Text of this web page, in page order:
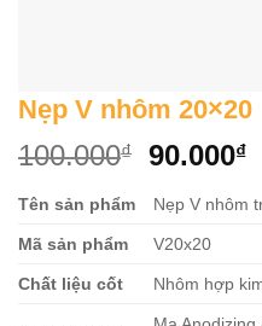
Nẹp V nhôm 20×20
100.000₫
Original
was:
100.000₫.
90.000₫
Tên sản phẩm Nẹp V nhôm
Mã sản phẩm V20x20
Chất liệu cốt Nhôm hợp